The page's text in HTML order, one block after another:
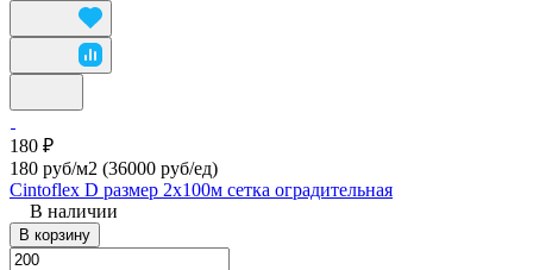
180 ₽
180 руб/м2 (36000 руб/eд)
Cintoflex D размер 2х100м сетка оградительная
В наличии
В корзину